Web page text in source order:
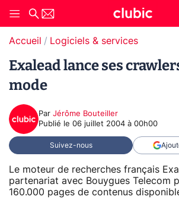
Accueil Logiciels & services
Exalead lance ses
mode
Par Jérôme Bouteiller
Publié le 06 juillet 2004 à 00h00
Suivez-nous
Le moteur de recherches français
partenariat avec Bouygues Telecom
160.000 pages de contenus